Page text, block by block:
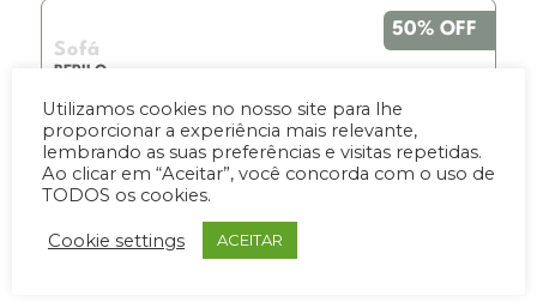
50% OFF
Sofá
BERILO
De R$60,979.80Por R$30,490.00
10x de 3.049,00
Utilizamos cookies no nosso site para lhe
proporcionar a experiência mais relevante,
lembrando as suas preferências e visitas repetidas.
Ao clicar em “Aceitar”, você concorda com o uso de
TODOS os cookies.
Cookie settings ACEITAR